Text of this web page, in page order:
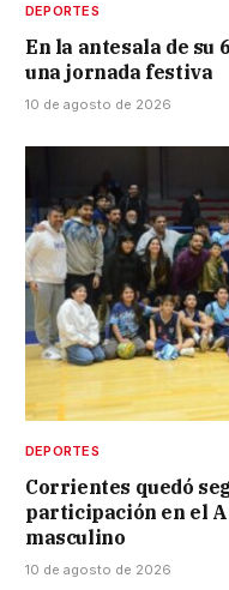
DEPORTES
En la antesala de su
una jornada festiva
10 de agosto de 2026
DEPORTES
Corrientes quedó
participación en el
masculino
10 de agosto de 2026